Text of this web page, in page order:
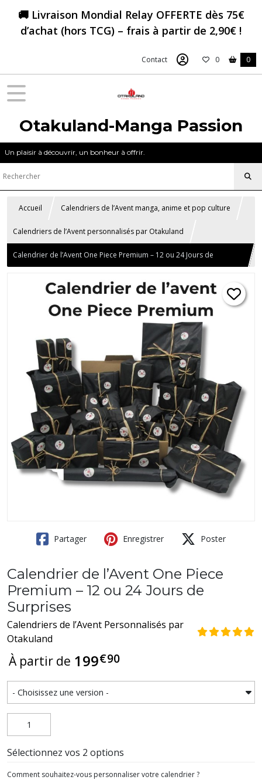
🚚 Livraison Mondial Relay OFFERTE dès 75€
d’achat (hors TCG) – frais à partir de 2,90€ !
Contact 0 0
Otakuland-Manga Passion
Un plaisir à découvrir, un bonheur à offrir.
Accueil Calendriers de l’Avent manga, anime et pop culture
Calendriers de l’Avent personnalisés par Otakuland
Calendrier de l’Avent One Piece Premium – 12 ou 24 Jours de
Partager Enregistrer Poster
Calendrier de l’Avent One Piece
Premium – 12 ou 24 Jours de
Surprises
Calendriers de l’Avent Personnalisés par
Otakuland
À partir de 199€90
Sélectionnez vos 2 options
Comment souhaitez-vous personnaliser votre calendrier ?